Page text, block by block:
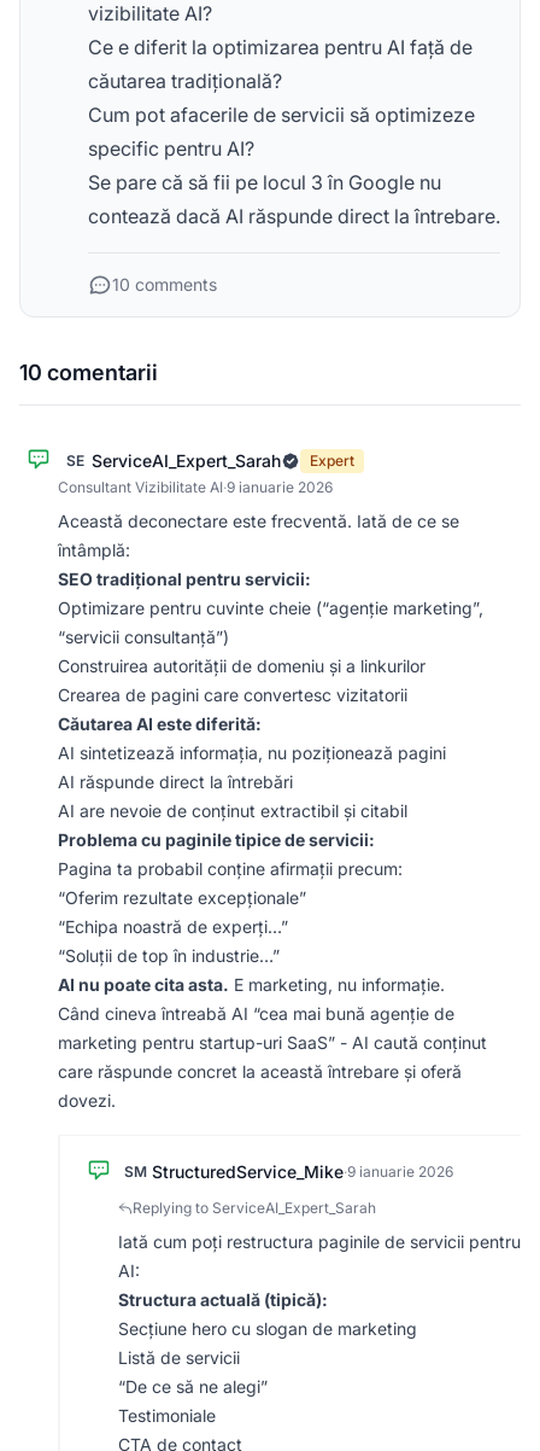
vizibilitate AI?
Ce e diferit la optimizarea pentru AI față de
căutarea tradițională?
Cum pot afacerile de servicii să optimizeze
specific pentru AI?
Se pare că să fii pe locul 3 în Google nu
contează dacă AI răspunde direct la întrebare.
10 comments
10 comentarii
SE ServiceAI_Expert_Sarah
Expert
Consultant Vizibilitate AI·9 ianuarie 2026
Această deconectare este frecventă. Iată de ce se
întâmplă:
SEO tradițional pentru servicii:
Optimizare pentru cuvinte cheie (“agenție marketing”,
“servicii consultanță”)
Construirea autorității de domeniu și a linkurilor
Crearea de pagini care convertesc vizitatorii
Căutarea AI este diferită:
AI sintetizează informația, nu poziționează pagini
AI răspunde direct la întrebări
AI are nevoie de conținut extractibil și citabil
Problema cu paginile tipice de servicii:
Pagina ta probabil conține afirmații precum:
“Oferim rezultate excepționale”
“Echipa noastră de experți…”
“Soluții de top în industrie…”
AI nu poate cita asta. E marketing, nu informație.
Când cineva întreabă AI “cea mai bună agenție de
marketing pentru startup-uri SaaS” - AI caută conținut
care răspunde concret la această întrebare și oferă
dovezi.
SM StructuredService_Mike·9 ianuarie 2026
Replying to ServiceAI_Expert_Sarah
Iată cum poți restructura paginile de servicii pentru
AI:
Structura actuală (tipică):
Secțiune hero cu slogan de marketing
Listă de servicii
“De ce să ne alegi”
Testimoniale
CTA de contact